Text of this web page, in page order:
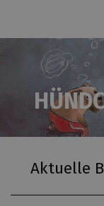
Aktuelle